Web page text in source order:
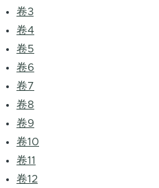
卷3
卷4
卷5
卷6
卷7
卷8
卷9
卷10
卷11
卷12